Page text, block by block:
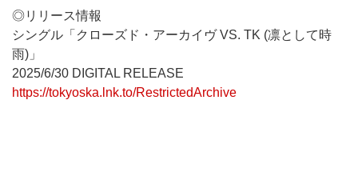
◎リリース情報
シングル「クローズド・アーカイヴ VS. TK (凛として時
雨)」
2025/6/30 DIGITAL RELEASE
https://tokyoska.lnk.to/RestrictedArchive